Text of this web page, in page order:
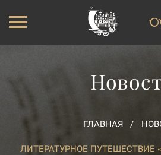
ГЛАВНАЯ
ЛИТЕРАТУРНОЕ ПУТЕШЕСТВИЕ